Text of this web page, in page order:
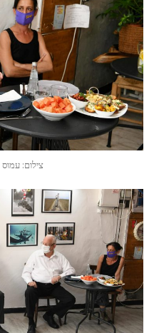
צילום: